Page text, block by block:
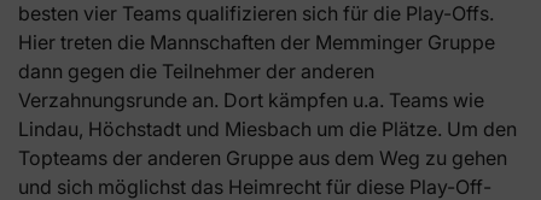
besten vier Teams qualifizieren sich für die Play-Offs.
Hier treten die Mannschaften der Memminger Gruppe
dann gegen die Teilnehmer der anderen
Verzahnungsrunde an. Dort kämpfen u.a. Teams wie
Lindau, Höchstadt und Miesbach um die Plätze. Um den
Topteams der anderen Gruppe aus dem Weg zu gehen
und sich möglichst das Heimrecht für diese Play-Off-